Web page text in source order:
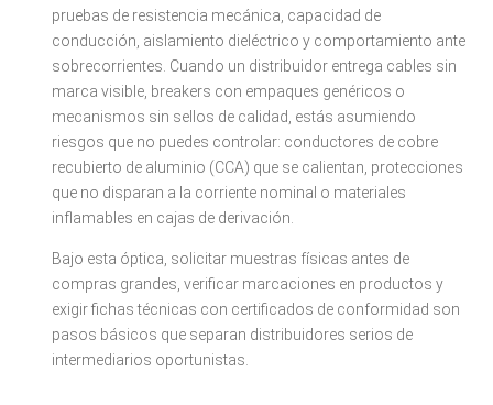
pruebas de resistencia mecánica, capacidad de
conducción, aislamiento dieléctrico y comportamiento ante
sobrecorrientes. Cuando un distribuidor entrega cables sin
marca visible, breakers con empaques genéricos o
mecanismos sin sellos de calidad, estás asumiendo
riesgos que no puedes controlar: conductores de cobre
recubierto de aluminio (CCA) que se calientan, protecciones
que no disparan a la corriente nominal o materiales
inflamables en cajas de derivación.
Bajo esta óptica, solicitar muestras físicas antes de
compras grandes, verificar marcaciones en productos y
exigir fichas técnicas con certificados de conformidad son
pasos básicos que separan distribuidores serios de
intermediarios oportunistas.